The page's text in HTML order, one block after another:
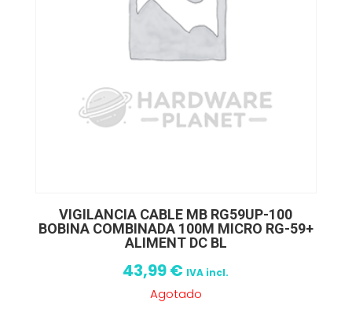
VIGILANCIA CABLE MB RG59UP-100
BOBINA COMBINADA 100M MICRO RG-59+
ALIMENT DC BL
43,99€ IVA incl.
Agotado